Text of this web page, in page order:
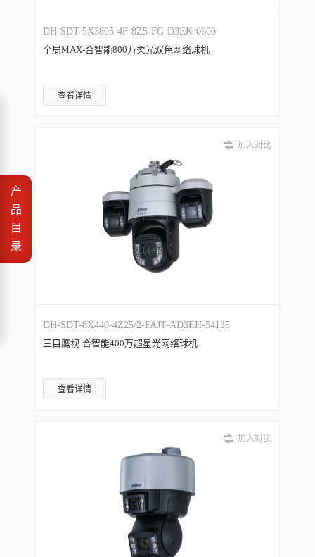
产
品
目
录
DH-SDT-5X3805-4F-8Z5-FG-D3EK-0600
全局MAX-合智能800万柔光双色网络球机
查看详情
加入对比
DH-SDT-8X440-4Z25/2-FAJT-AD3EH-54135
三目鹰视-合智能400万超星光网络球机
查看详情
加入对比